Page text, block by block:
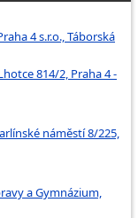
4 s.r.o., Táborská
814/2, Praha 4 -
náměstí 8/225,
a Gymnázium,